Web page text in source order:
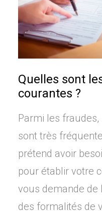
Quelles sont
courantes ?
Parmi les fraudes,
sont très
prétend avoir
pour établir votre
vous demande de
des formalités de